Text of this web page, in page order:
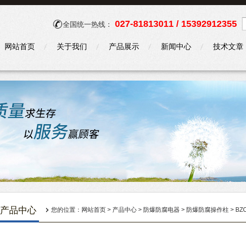
全国统一热线： 027-81813011 / 15392912355
网站首页 关于我们 产品展示 新闻中心 技术文章
产品中心 您的位置： 网站首页 > 产品中心 > 防爆防腐电器 > 防爆防腐操作柱 >